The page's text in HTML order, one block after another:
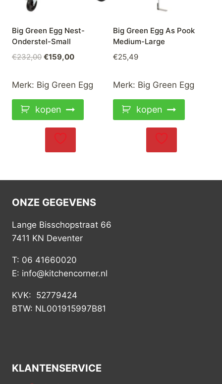
Big Green Egg Nest-
Onderstel-Small
€232,00 Oorspronkelijke
was:
€232,00.
€159,00Huidige
is:
€159,00.
Merk: Big Green Egg
kopen
Big Green Egg As Pook
Medium-Large
€25,49
Merk: Big Green Egg
kopen
ONZE GEGEVENS
Lange Bisschopstraat 66
7411 KN Deventer
T: 06 41660020
E: info@kitchencorner.nl
KVK: 52779424
BTW: NL001915997B81
KLANTENSERVICE